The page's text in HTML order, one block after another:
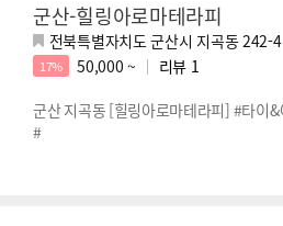
군산-힐링아로마테라피
전북특별자치도 군산시 지곡동 242-4
17% 50,000 ~ 리뷰 1
군산 지곡동 [힐링아로마테라피] #타이
#